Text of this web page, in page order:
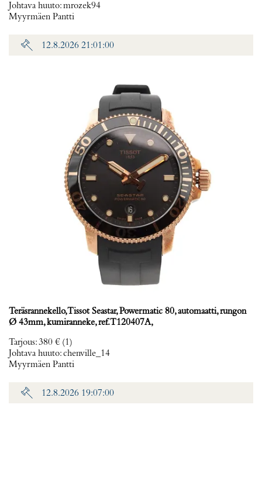
Johtava huuto:mrozek94
Myyrmäen Pantti
12.8.2026 21:01:00
Teräsrannekello, Tissot Seastar, Powermatic 80, automaatti, rungon
Ø 43mm, kumiranneke, ref. T120407A,
Tarjous:380 € (1)
Johtava huuto:chenville_14
Myyrmäen Pantti
12.8.2026 19:07:00